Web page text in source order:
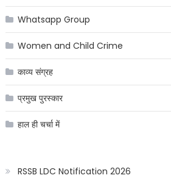
Whatsapp Group
Women and Child Crime
काव्य संग्रह
प्रमुख पुरस्कार
हाल ही चर्चा में
RSSB LDC Notification 2026